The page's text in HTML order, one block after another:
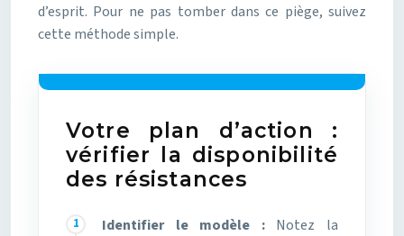
d’esprit. Pour ne pas tomber dans ce piège, suivez
cette méthode simple.
Votre plan d’action :
vérifier la disponibilité
des résistances
Identifier le modèle :Notez la